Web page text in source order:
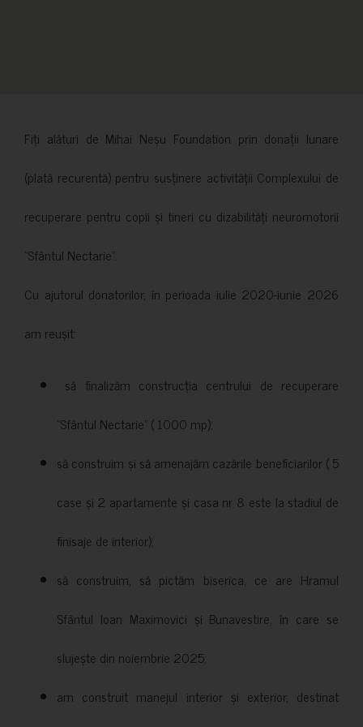
Fiți alături de Mihai Neșu Foundation prin donații lunare
(plată recurentă) pentru susținere activității Complexului de
recuperare pentru copii și tineri cu dizabilități neuromotorii
”Sfântul Nectarie”.
Cu ajutorul donatorilor, în perioada iulie 2020-iunie 2026
am reușit:
să finalizăm construcția centrului de recuperare
”Sfântul Nectarie” ( 1000 mp);
să construim și să amenajăm cazările beneficiarilor ( 5
case și 2 apartamente și casa nr 8 este la stadiul de
finisaje de interior);
să construim, să pictăm biserica, ce are Hramul
Sfântul Ioan Maximovici și Bunavestire, în care se
slujește din noiembrie 2025;
am construit manejul interior și exterior, destinat